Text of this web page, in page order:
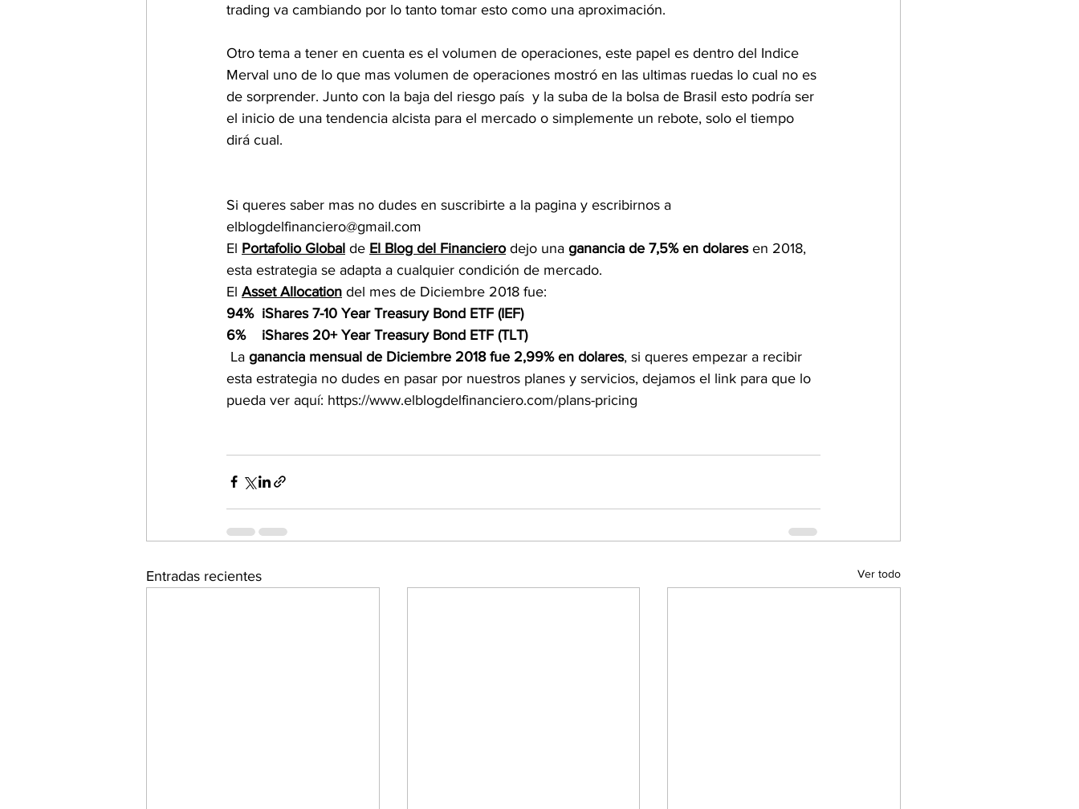
trading va cambiando por lo tanto tomar esto como una aproximación.
Otro tema a tener en cuenta es el volumen de operaciones, este papel es dentro del Indice
Merval uno de lo que mas volumen de operaciones mostró en las ultimas ruedas lo cual no es
de sorprender. Junto con la baja del riesgo país  y la suba de la bolsa de Brasil esto podría ser
el inicio de una tendencia alcista para el mercado o simplemente un rebote, solo el tiempo
dirá cual.
Si queres saber mas no dudes en suscribirte a la pagina y escribirnos a
elblogdelfinanciero@gmail.com
El Portafolio Global de El Blog del Financiero dejo una ganancia de 7,5% en dolares en 2018,
esta estrategia se adapta a cualquier condición de mercado.
El Asset Allocation del mes de Diciembre 2018 fue:
94%  iShares 7-10 Year Treasury Bond ETF (IEF)
6%    iShares 20+ Year Treasury Bond ETF (TLT)
La ganancia mensual de Diciembre 2018 fue 2,99% en dolares, si queres empezar a recibir
esta estrategia no dudes en pasar por nuestros planes y servicios, dejamos el link para que lo
pueda ver aquí: https://www.elblogdelfinanciero.com/plans-pricing
Entradas recientes Ver todo